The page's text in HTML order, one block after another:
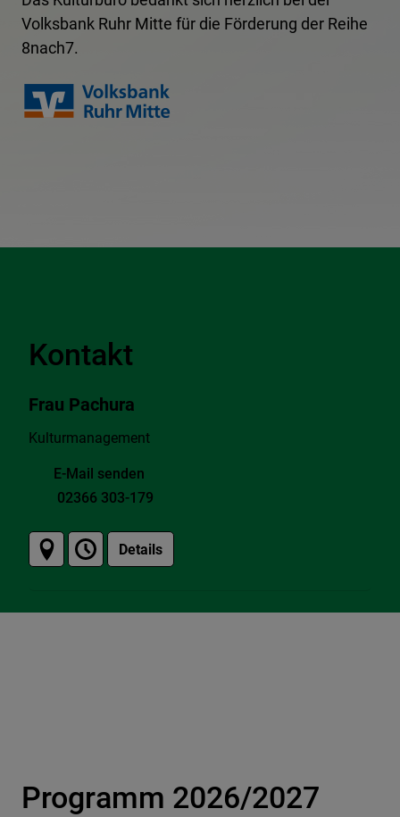
Volksbank Ruhr Mitte für die Förderung der Reihe
8nach7.
Kontakt
Frau Pachura
Kulturmanagement
E-Mail senden
02366 303-179
Details
Programm 2026/2027